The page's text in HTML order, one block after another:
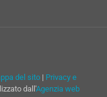
del sito | Privacy e
dall'Agenzia web